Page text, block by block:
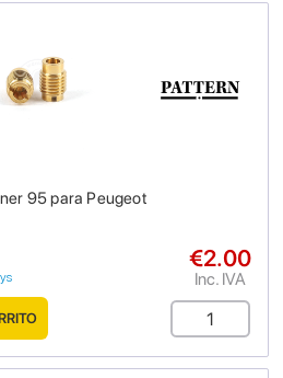
95 para Peugeot
€2.00
Inc. IVA